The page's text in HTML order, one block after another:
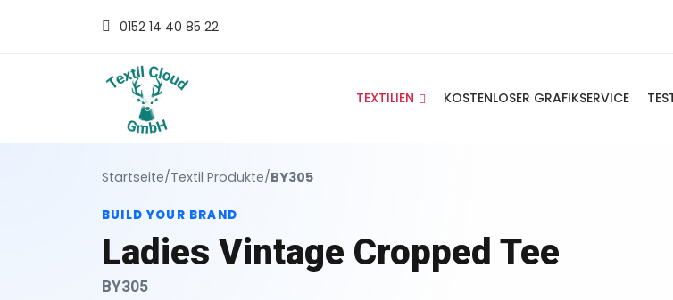
0152 14 40 85 22
TEXTILIEN KOSTENLOSER GRAFIKSERVICE
Startseite/Textil Produkte/BY305
BUILD YOUR BRAND
Ladies Vintage Cropped Tee
BY305